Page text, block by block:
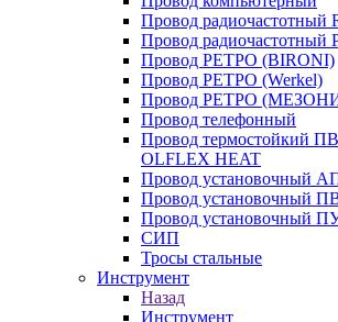
Провод радиочастотный
Провод радиочастотный
Провод РЕТРО (BIRONI)
Провод РЕТРО (Werkel)
Провод РЕТРО
Провод телефонный
Провод термостойкий
OLFLEX HEAT
Провод установочный
Провод установочный
Провод установочный
СИП
Тросы стальные
Инструмент
Назад
Инструмент